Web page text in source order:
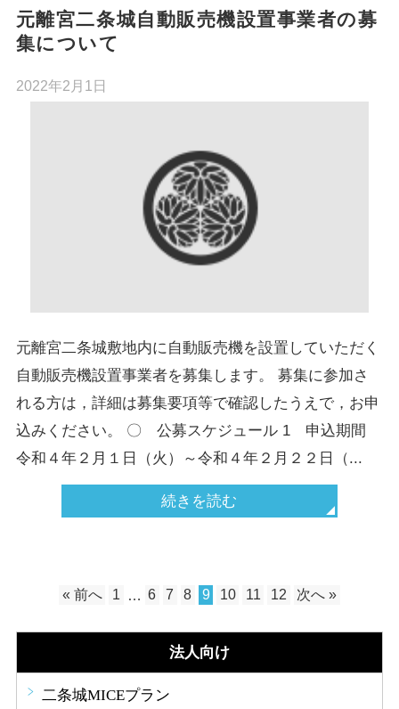
元離宮二条城自動販売機設置事業者の募
集について
2022年2月1日
元離宮二条城敷地内に自動販売機を設置していただく
自動販売機設置事業者を募集します。 募集に参加さ
れる方は，詳細は募集要項等で確認したうえで，お申
込みください。 〇 公募スケジュール 1 申込期間
令和４年２月１日（火）～令和４年２月２２日（...
続きを読む
« 前へ 1 6 7 8 9 10 11 12 次へ »
法人向け
二条城MICEプラン